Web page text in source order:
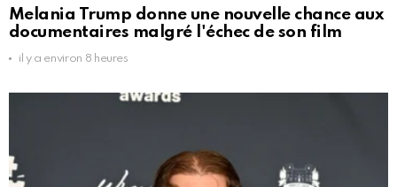
Melania Trump donne une nouvelle chance aux
documentaires malgré l'échec de son film
il y a environ 8 heures